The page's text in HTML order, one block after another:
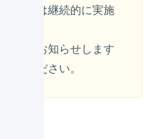
ミナーは継続的に実施
も順次お知らせします
討ください。